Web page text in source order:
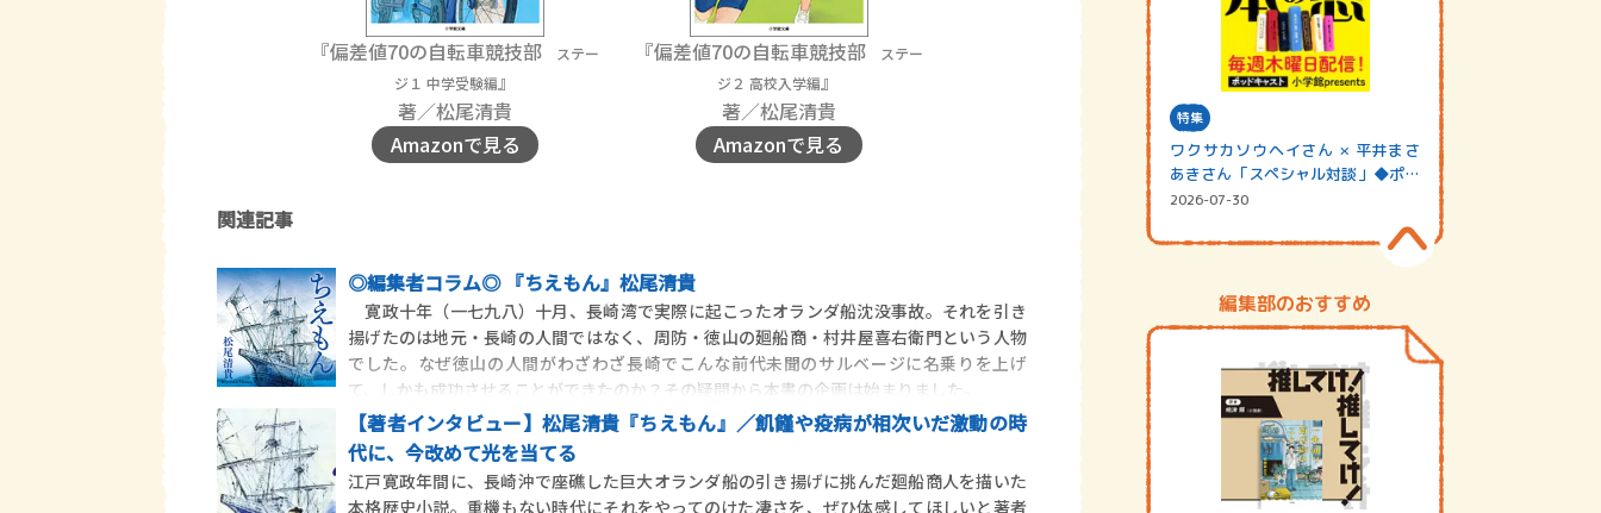
『偏差値70の自転車競技部 ステー
ジ１ 中学受験編 』
著／松尾清貴
Amazonで見る
『偏差値70の自転車競技部ステー
ジ２ 高校入学編 』
著／松尾清貴
Amazonで見る
関連記事
◎編集者コラム◎ 『ちえもん』松尾清貴
寛政十年（一七九八）十月、長崎湾で実際に起こったオランダ船沈没事故。それを引き
揚げたのは地元・長崎の人間ではなく、周防・徳山の廻船商・村井屋喜右衛門という人物
でした。なぜ徳山の人間がわざわざ長崎でこんな前代未聞のサルベージに名乗りを上げ
て、しかも成功させることができたのか？その疑問から本書の企画は始まりました。
【著者インタビュー】松尾清貴『ちえもん』／飢饉や疫病が相次いだ激動の時
代に、今改めて光を当てる
江戸寛政年間に、長崎沖で座礁した巨大オランダ船の引き揚げに挑んだ廻船商人を描いた
本格歴史小説。重機もない時代にそれをやってのけた凄さを、ぜひ体感してほしいと著者
特集
ワクサカソウヘイさん × 平井まさ
あきさん「スペシャル対談」◆ポッ
ドキャスト…
2026-07-30
編集部のおすすめ